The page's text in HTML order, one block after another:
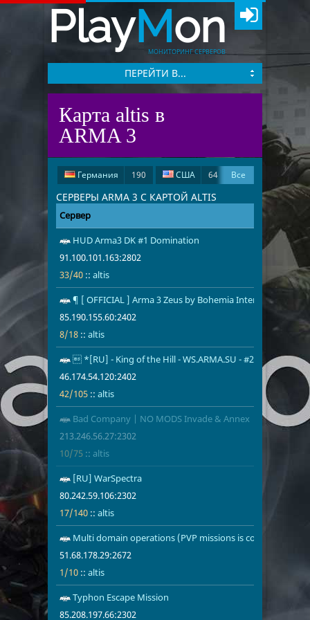
PlayMon
МОНИТОРИНГ СЕРВЕРОВ
ПЕРЕЙТИ В...
Карта altis в
ARMA 3
Германия 190 США
64
Россия
60
Великобритания
Франция
26 Канада
Польша
9
Швейцария
Индия
4 Чехия
4
Дания
3
Финляндия
Иран
2 Австралия
1
Израиль
1
Все
СЕРВЕРЫ ARMA 3 С КАРТОЙ ALTIS
Сервер Адрес
Игроки
HUD Arma3 DK #1 Domination
91.100.101.163:2802
33/40 :: altis
33/40
altis
¶ [ OFFICIAL ] Arma 3 Zeus by Bohemia Interactive (EU)
85.190.155.60:2402
8/18 :: altis
8/18
altis
 *[RU] - King of the Hill - WS.ARMA.SU - #2
46.174.54.120:2402
42/105 :: altis
42/105
altis
Bad Company | NO MODS Invade & Annex |
213.246.56.27:2302
10/75 :: altis
10/75
altis
[RU] WarSpectra
80.242.59.106:2302
17/140 :: altis
Multi domain operations (PVP missions is comming) -
51.68.178.29:2672
1/10 :: altis
Typhon Escape Mission
85.208.197.66:2302